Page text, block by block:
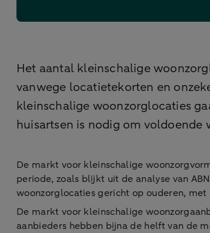
Het aantal kleinschalige
vanwege locatietekorten en
kleinschalige woonzorglocaties
huisartsen is nodig om voldoende
De markt voor kleinschalige
periode, zoals blijkt uit de analyse van
woonzorglocaties gericht op ouderen,
De markt voor kleinschalige
aanbieders hebben bijna de helft van de